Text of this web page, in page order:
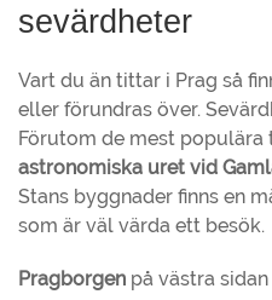
sevärdheter
Vart du än tittar i Prag så
eller förundras över.
Förutom de mest populära
astronomiska uret vid
Stans byggnader finns en
som är väl värda ett besök.
Pragborgen på västra